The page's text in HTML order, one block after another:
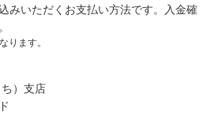
みいただくお支払い方法です。入金確
ります。
）支店